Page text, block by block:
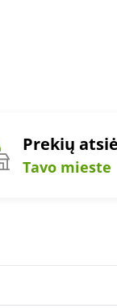
Prekių
Tavo mieste